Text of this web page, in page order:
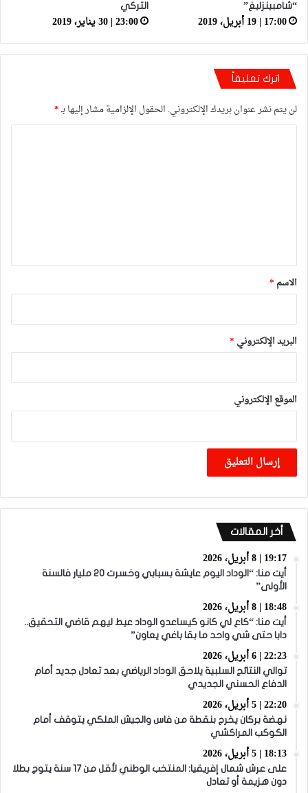
“شامبينزليغ”
17:00 | 19 أبريل، 2019
التركي
23:00 | 30 يناير، 2019
اترك تعليقاً
لن يتم نشر عنوان بريدك الإلكتروني. الحقول الإلزامية مشار إليها بـ*
*
الاسم *
البريد الإلكتروني *
الموقع الإلكتروني
أخر المقالات
19:17 | 8 أبريل، 2026
أيت منا: “الوداد اليوم عايشة بسبابي وخسرت 20 مليار فالسنة
الأولى”
18:48 | 8 أبريل، 2026
أيت منا: “كاع لي كانو كيساعدو الوداد عيط ليهم قاضي التحقيق..
دابا حتى شي واحد ما بقا باغي يعاون”
22:23 | 6 أبريل، 2026
توالي النتائج السلبية يلاحق الوداد الرياضي بعد تعادل جديد أمام
الدفاع الحسني الجديدي
22:20 | 5 أبريل، 2026
نهضة بركان يخرج بنقطة من فاس والجيش الملكي يتوقف أمام
الكوكب المراكشي
18:13 | 5 أبريل، 2026
على عرش شمال إفريقيا: المنتخب الوطني لأقل من 17 سنة يتوج بطلا
دون هزيمة أو تعادل